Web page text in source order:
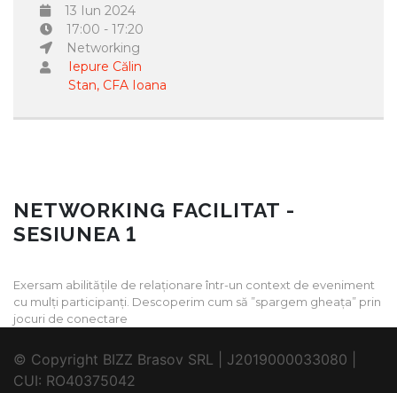
13 Iun 2024
17:00 - 17:20
Networking
Iepure Călin
Stan, CFA Ioana
NETWORKING FACILITAT -
SESIUNEA 1
Exersam abilitățile de relaționare într-un context de eveniment
cu mulți participanți. Descoperim cum să ”spargem gheața” prin
jocuri de conectare
© Copyright BIZZ Brasov SRL | J2019000033080 |
CUI: RO40375042